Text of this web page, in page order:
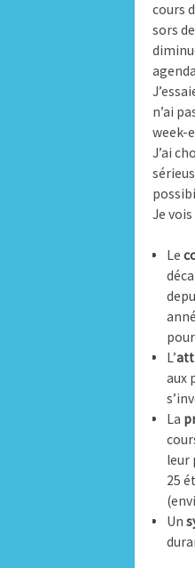
cours
sors
n’ai
week-
J’ai
Je
Le
L’
aux
La
leur
25
Un